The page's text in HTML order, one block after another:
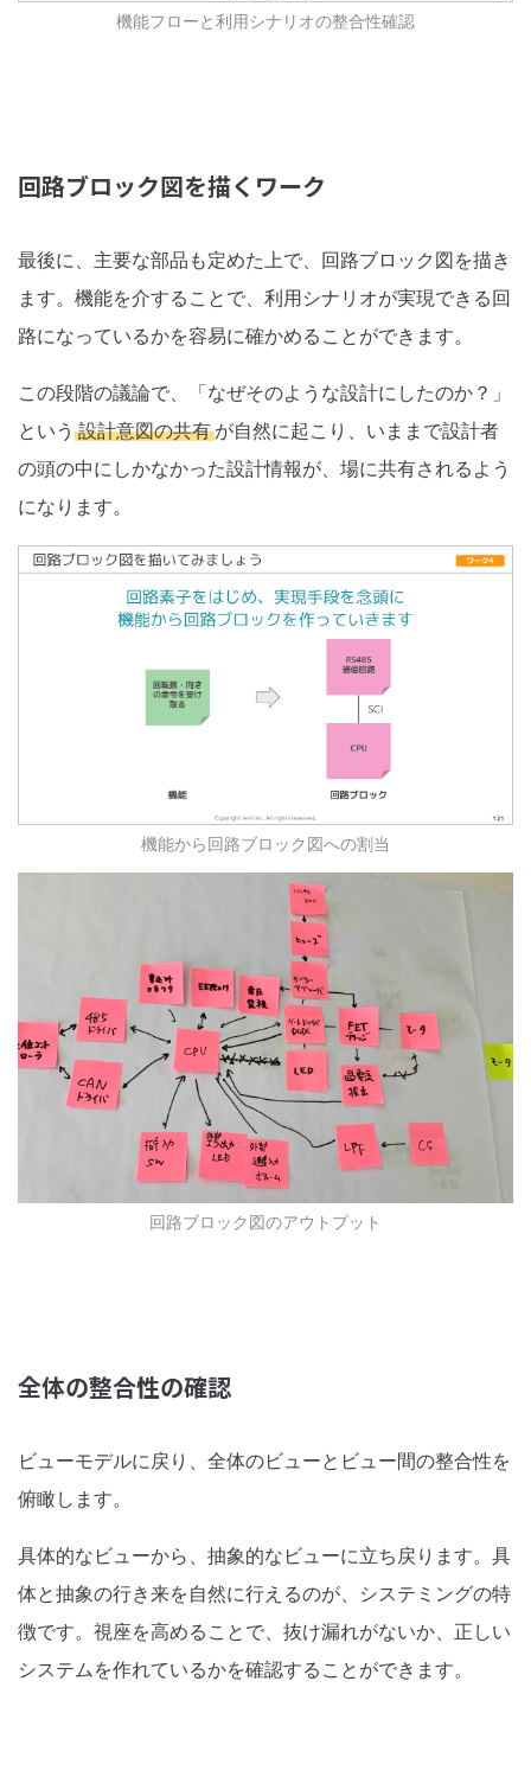
機能フローと利用シナリオの整合性確認
回路ブロック図を描くワーク
最後に、主要な部品も定めた上で、回路ブロック図を描き
ます。機能を介することで、利用シナリオが実現できる回
路になっているかを容易に確かめることができます。
この段階の議論で、「なぜそのような設計にしたのか？」
という 設計意図の共有 が自然に起こり、いままで設計者
の頭の中にしかなかった設計情報が、場に共有されるよう
になります。
機能から回路ブロック図への割当
回路ブロック図のアウトプット
全体の整合性の確認
ビューモデルに戻り、全体のビューとビュー間の整合性を
俯瞰します。
具体的なビューから、抽象的なビューに立ち戻ります。具
体と抽象の行き来を自然に行えるのが、システミングの特
徴です。視座を高めることで、抜け漏れがないか、正しい
システムを作れているかを確認することができます。